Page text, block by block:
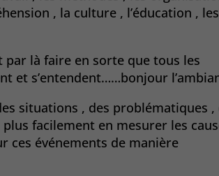
, la culture , l’éducation , les
là faire en sorte que tous les
et s’entendent……bonjour
situations , des problématiques ,
facilement en mesurer les
ces événements de manière